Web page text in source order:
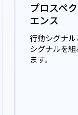
プロスペ
エンス
行動シグナ
シグナルを
ます。